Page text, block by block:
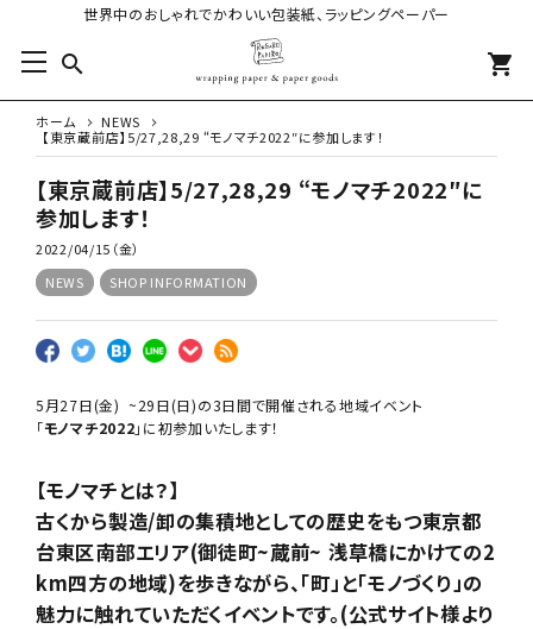
世界中のおしゃれでかわいい包装紙、ラッピングペーパー
search shopping_cart
ホーム
NEWS
【東京蔵前店】5/27,28,29 “モノマチ2022″に参加します！
【東京蔵前店】5/27,28,29 “モノマチ2022″に
参加します！
2022/04/15（金）
NEWS
SHOP INFORMATION
5月27日(金) ~29日(日)の3日間で開催される地域イベント
「モノマチ2022」に初参加いたします！
【モノマチとは？】
古くから製造/卸の集積地としての歴史をもつ東京都
台東区南部エリア(御徒町~蔵前~ 浅草橋にかけての2
km四方の地域)を歩きながら、「町」と「モノづくり」の
魅力に触れていただくイベントです。(公式サイト様より